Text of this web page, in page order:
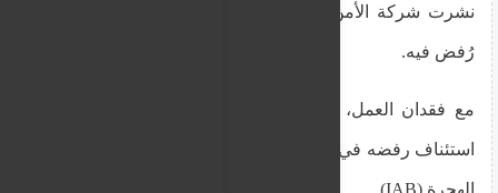
نشرت شركة الأمن شاغراً آخر لنفس المنصب الذي
رُفض فيه.
مع فقدان العمل، أُلغي تصريح إقامته، وقرر براديب
استئناف رفضه في عملية طويلة أمام مجلس استئناف
الهجرة (IAB).